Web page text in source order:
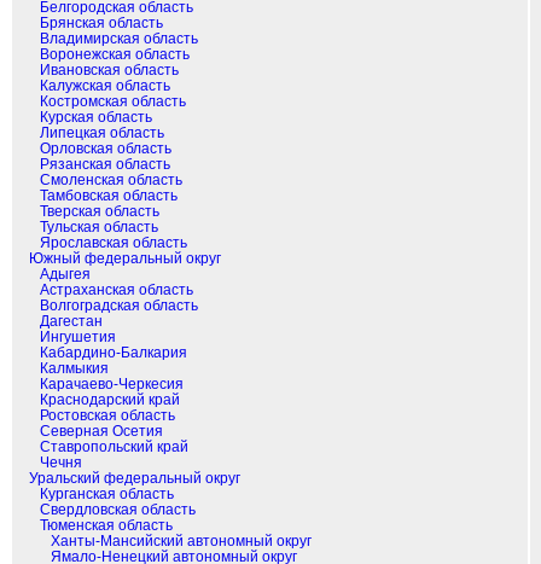
Белгородская область
Брянская область
Владимирская область
Воронежская область
Ивановская область
Калужская область
Костромская область
Курская область
Липецкая область
Орловская область
Рязанская область
Смоленская область
Тамбовская область
Тверская область
Тульская область
Ярославская область
Южный федеральный округ
Адыгея
Астраханская область
Волгоградская область
Дагестан
Ингушетия
Кабардино-Балкария
Калмыкия
Карачаево-Черкесия
Краснодарский край
Ростовская область
Северная Осетия
Ставропольский край
Чечня
Уральский федеральный округ
Курганская область
Свердловская область
Тюменская область
Ханты-Мансийский автономный округ
Ямало-Ненецкий автономный округ